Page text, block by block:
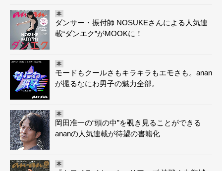
本
ダンサー・振付師 NOSUKEさんによる人気連
載“ダンエク”がMOOKに！
本
モードもクールさもキラキラもエモさも。anan
が撮るなにわ男子の魅力全部。
本
岡田准一の“頭の中”を覗き見ることができる
ananの人気連載が待望の書籍化
本